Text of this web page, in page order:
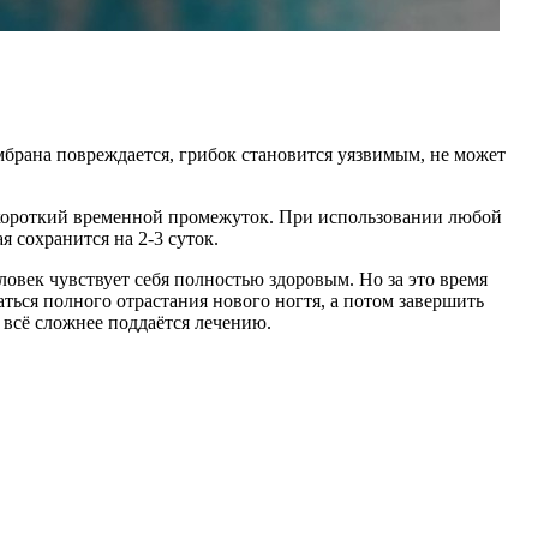
повреждается, грибок становится уязвимым, не может
временной промежуток. При использовании любой
сохранится на 2-3 суток.
чувствует себя полностью здоровым. Но за это время
полного отрастания нового ногтя, а потом завершить
сложнее поддаётся лечению.